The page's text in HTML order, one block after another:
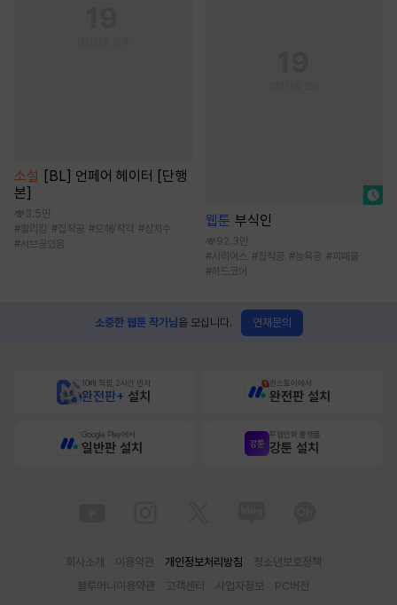
소설 [BL] 언페어 헤이터 [단행
본]
3.5만
#할리킹 #집착공 #오해/착각 #상처수
#서브공있음
웹툰 부식인
92.3만
#시리어스 #집착공 #능욕공 #피폐물
#하드코어
소중한 웹툰 작가님을 모십니다. 연재문의
10배 적립, 2시간 먼저
완전판+ 설치
원스토어에서
완전판 설치
Google Play에서
일반판 설치
무협만화 플랫폼
강툰 설치
회사소개 이용약관 개인정보처리방침
청소년보호정책
블루머니이용약관
고객센터 사업자정보 PC버전